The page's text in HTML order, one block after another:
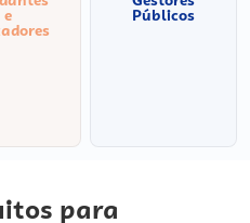
e Públicos
para